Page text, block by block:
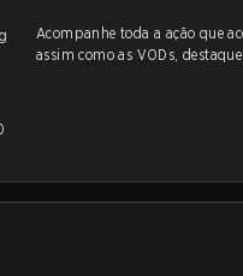
Acompanhe toda a ação que
assim como as VODs,